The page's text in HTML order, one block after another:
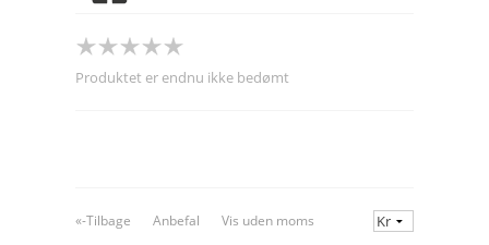
Produktet er endnu ikke bedømt
«-Tilbage Anbefal Vis uden moms